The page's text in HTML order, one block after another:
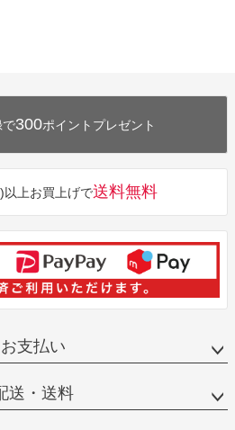
で300ポイントプレゼント
上お買上げで送料無料
お支払い
送・送料